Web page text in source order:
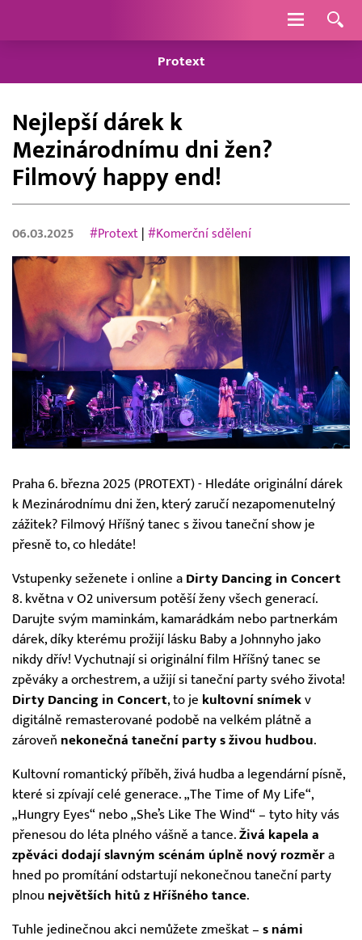
Navigace
Protext
Nejlepší dárek k
Mezinárodnímu dni žen?
Filmový happy end!
06.03.2025 #Protext |#Komerční sdělení
Praha 6. března 2025 (PROTEXT) - Hledáte originální dárek
k Mezinárodnímu dni žen, který zaručí nezapomenutelný
zážitek? Filmový Hříšný tanec s živou taneční show je
přesně to, co hledáte!
Vstupenky seženete i online a Dirty Dancing in Concert
8. května v O2 universum potěší ženy všech generací.
Darujte svým maminkám, kamarádkám nebo partnerkám
dárek, díky kterému prožijí lásku Baby a Johnnyho jako
nikdy dřív! Vychutnají si originální film Hříšný tanec se
zpěváky a orchestrem, a užijí si taneční party svého života!
Dirty Dancing in Concert, to je kultovní snímek v
digitálně remasterované podobě na velkém plátně a
zároveň nekonečná taneční party s živou hudbou.
Kultovní romantický příběh, živá hudba a legendární písně,
které si zpívají celé generace. „The Time of My Life“,
„Hungry Eyes“ nebo „She’s Like The Wind“ – tyto hity vás
přenesou do léta plného vášně a tance. Živá kapela a
zpěváci dodají slavným scénám úplně nový rozměr a
hned po promítání odstartují nekonečnou taneční party
plnou největších hitů z Hříšného tance.
Tuhle jedinečnou akci nemůžete zmeškat – s námi